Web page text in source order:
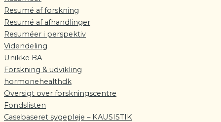
Resumé af forskning
Resumé af afhandlinger
Resuméer i perspektiv
Videndeling
Unikke BA
Forskning & udvikling
hormonehealthdk
Oversigt over forskningscentre
Fondslisten
Casebaseret sygepleje – KAUSISTIK